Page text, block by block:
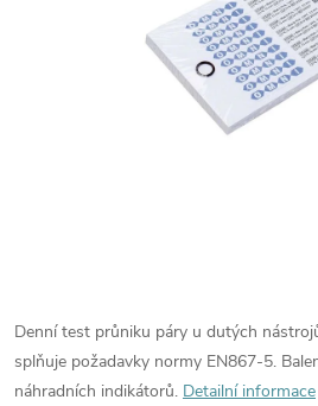
Denní test průniku páry u dutých
splňuje požadavky normy EN867-5.
náhradních indikátorů. Detailní informace